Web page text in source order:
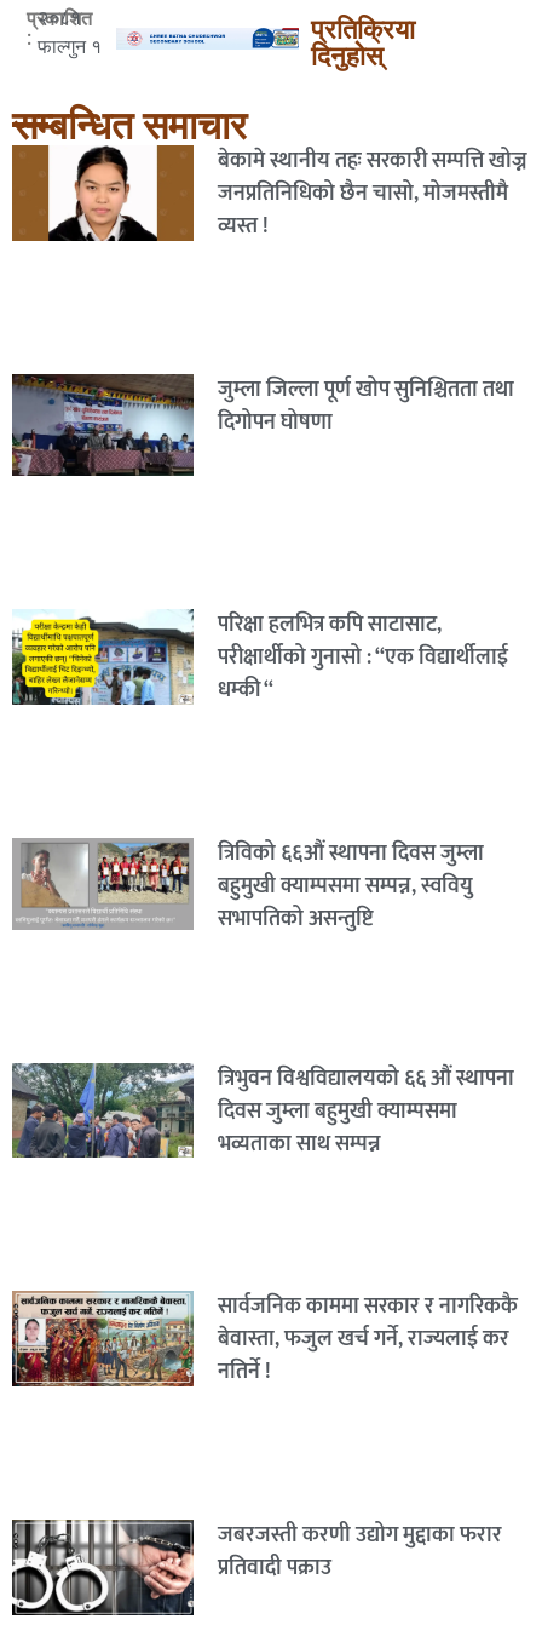
प्रकाशित
:
२०८१
फाल्गुन १
प्रतिक्रिया
दिनुहोस्
सम्बन्धित समाचार
बेकामे स्थानीय तहः सरकारी सम्पत्ति खोज्न
जनप्रतिनिधिको छैन चासो, मोजमस्तीमै
व्यस्त !
जुम्ला जिल्ला पूर्ण खोप सुनिश्चितता तथा
दिगोपन घोषणा
परिक्षा हलभित्र कपि साटासाट,
परीक्षार्थीको गुनासो : “एक विद्यार्थीलाई
धम्की “
त्रिविको ६६औं स्थापना दिवस जुम्ला
बहुमुखी क्याम्पसमा सम्पन्न, स्ववियु
सभापतिको असन्तुष्टि
त्रिभुवन विश्वविद्यालयको ६६ औं स्थापना
दिवस जुम्ला बहुमुखी क्याम्पसमा
भव्यताका साथ सम्पन्न
सार्वजनिक काममा सरकार र नागरिककै
बेवास्ता, फजुल खर्च गर्ने, राज्यलाई कर
नतिर्ने !
जबरजस्ती करणी उद्योग मुद्दाका फरार
प्रतिवादी पक्राउ